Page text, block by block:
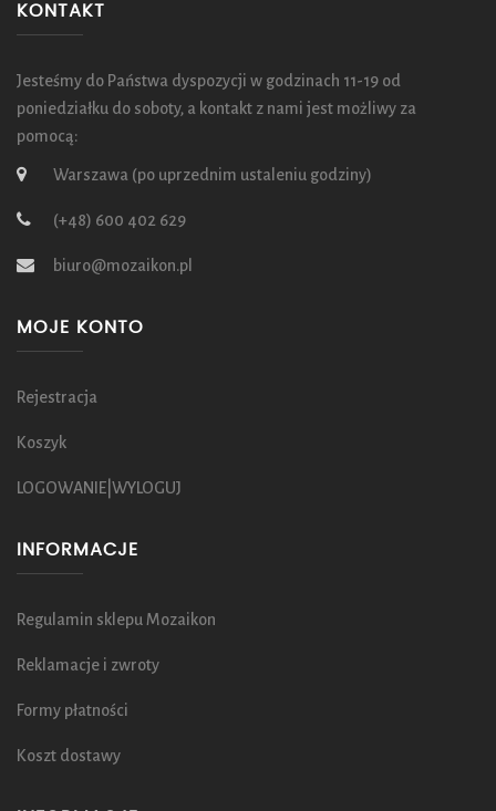
KONTAKT
Jesteśmy do Państwa dyspozycji w godzinach 11-19 od
poniedziałku do soboty, a kontakt z nami jest możliwy za
pomocą:
Warszawa (po uprzednim ustaleniu godziny)
(+48) 600 402 629
biuro@mozaikon.pl
MOJE KONTO
Rejestracja
Koszyk
LOGOWANIE|WYLOGUJ
INFORMACJE
Regulamin sklepu Mozaikon
Reklamacje i zwroty
Formy płatności
Koszt dostawy